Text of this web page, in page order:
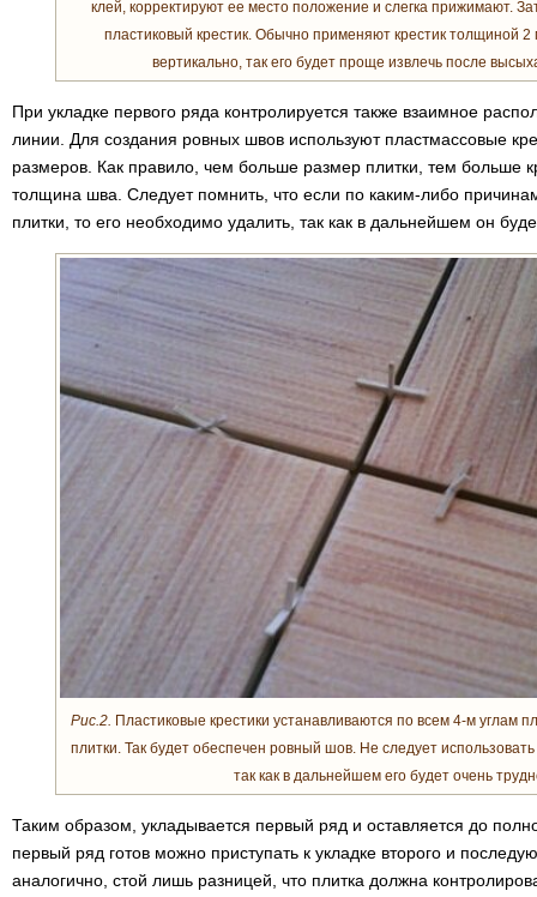
клей, корректируют ее место положение и слегка прижимают.
пластиковый крестик. Обычно применяют крестик толщиной 2
вертикально, так его будет проще извлечь после
При укладке первого ряда контролируется также взаимное
линии. Для создания ровных швов используют пластмассовые
размеров. Как правило, чем больше размер плитки, тем больше
толщина шва. Следует помнить, что если по каким-либо
плитки, то его необходимо удалить, так как в дальнейшем он
Рис.2. Пластиковые крестики устанавливаются по всем 4-м углам
плитки. Так будет обеспечен ровный шов. Не следует
так как в дальнейшем его будет очень
Таким образом, укладывается первый ряд и оставляется до
первый ряд готов можно приступать к укладке второго и
аналогично, стой лишь разницей, что плитка должна